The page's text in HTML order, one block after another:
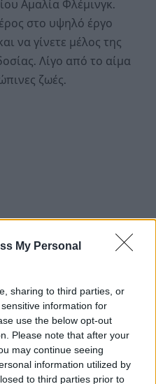
My Personal
sharing to third parties, or
information for
use the below opt-out
Please note that after your
may continue seeing
information utilized by
to third parties prior to
Αμαλία Φλέμινγκ.
στο υψηλό έργο
να γίνετε μέλος της
Λίγο από το αίμα
ζωές.